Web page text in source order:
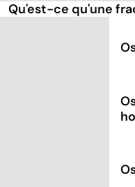
Qu'est-ce qu'une